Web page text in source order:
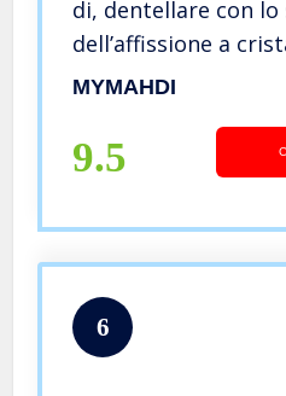
di, dentellare con lo
dell’affissione a
pollici e la fessura
memory card TF di
MYMAHDI
9.5
6